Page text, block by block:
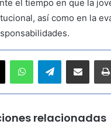
el tiempo en que la
así como en la
Telegram
relacionadas